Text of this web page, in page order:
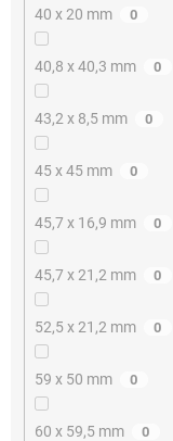
40 x 20 mm 0
40,8 x 40,3 mm 0
43,2 x 8,5 mm 0
45 x 45 mm 0
45,7 x 16,9 mm 0
45,7 x 21,2 mm 0
52,5 x 21,2 mm 0
59 x 50 mm 0
60 x 59,5 mm 0